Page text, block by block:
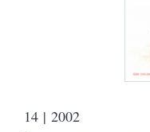
14 | 2002